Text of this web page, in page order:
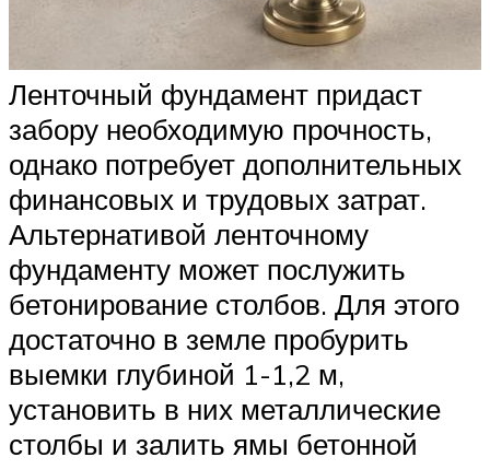
Ленточный фундамент придаст
забору необходимую прочность,
однако потребует дополнительных
финансовых и трудовых затрат.
Альтернативой ленточному
фундаменту может послужить
бетонирование столбов. Для этого
достаточно в земле пробурить
выемки глубиной 1-1,2 м,
установить в них металлические
столбы и залить ямы бетонной